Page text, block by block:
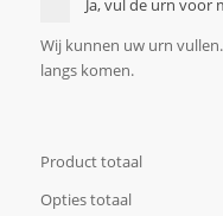
Ja, vul de urn voor
Wij kunnen uw urn
langs komen.
Product totaal
Opties totaal